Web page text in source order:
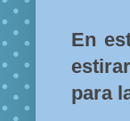
En
para